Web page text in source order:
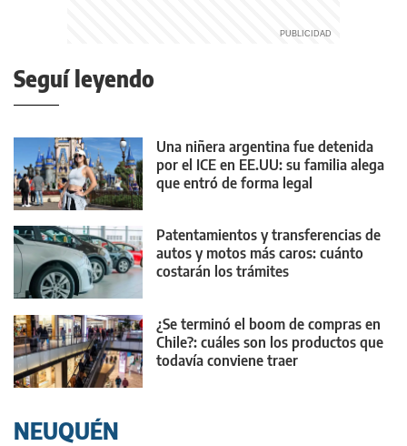
Seguí leyendo
Una niñera argentina fue detenida
por el ICE en EE.UU: su familia alega
que entró de forma legal
Patentamientos y transferencias de
autos y motos más caros: cuánto
costarán los trámites
¿Se terminó el boom de compras en
Chile?: cuáles son los productos que
todavía conviene traer
NEUQUÉN